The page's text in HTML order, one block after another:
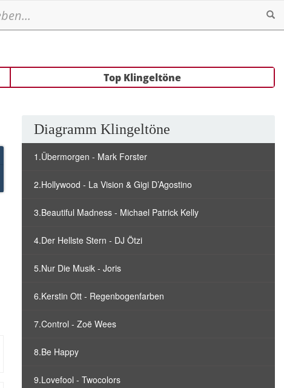
Top Klingeltöne
Diagramm Klingeltöne
1.Übermorgen - Mark Forster
2.Hollywood - La Vision & Gigi D’Agostino
3.Beautiful Madness - Michael Patrick Kelly
4.Der Hellste Stern - DJ Ötzi
5.Nur Die Musik - Joris
6.Kerstin Ott - Regenbogenfarben
7.Control - Zoë Wees
8.Be Happy
9.Lovefool - Twocolors